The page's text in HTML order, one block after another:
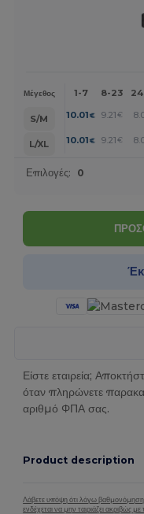
Μέγεθος 1-7 8-23
S/M 10.01 € 9.21€
L/XL
10.01 € 9.21€
Επιλογές: 0
Είστε εταιρεία;
όταν πληρώνετε
αριθμό ΦΠΑ σας.
Product description
Λάβετε υπόψη ότι λόγω
ενδέχεται να μην ταιριάζει ακριβώς